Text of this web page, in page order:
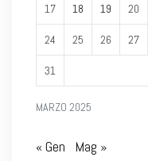
MARZO 2025
17 18 19 20
24 25 26 27
31
« Gen Mag »